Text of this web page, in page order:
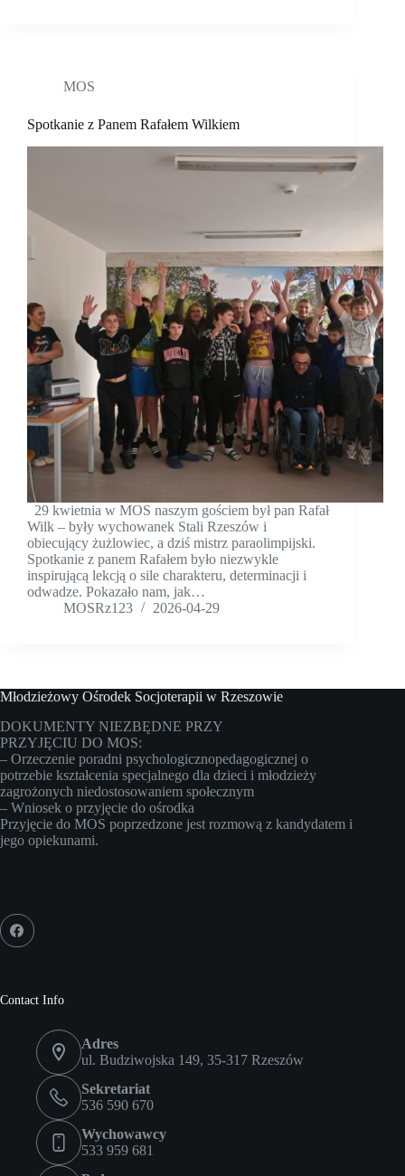
MOS
Spotkanie z Panem Rafałem Wilkiem
29 kwietnia w MOS naszym gościem był pan Rafał
Wilk – były wychowanek Stali Rzeszów i
obiecujący żużlowiec, a dziś mistrz paraolimpijski.
Spotkanie z panem Rafałem było niezwykle
inspirującą lekcją o sile charakteru, determinacji i
odwadze. Pokazało nam, jak…
MOSRz123
2026-04-29
Młodzieżowy Ośrodek Socjoterapii w Rzeszowie
DOKUMENTY NIEZBĘDNE PRZY
PRZYJĘCIU DO MOS:
– Orzeczenie poradni psychologicznopedagogicznej o
potrzebie kształcenia specjalnego dla dzieci i młodzieży
zagrożonych niedostosowaniem społecznym
– Wniosek o przyjęcie do ośrodka
Przyjęcie do MOS poprzedzone jest rozmową z kandydatem i
jego opiekunami.
Contact Info
Adres
ul. Budziwojska 149, 35-317 Rzeszów
Sekretariat
536 590 670
Wychowawcy
533 959 681